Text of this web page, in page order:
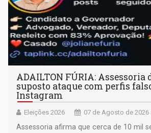
ADAILTON FÚRIA: Assessoria
suposto ataque com perfis
Instagram
Eleições 2026 07 de Agosto de 2026
Assessoria afirma que cerca de 10 mil